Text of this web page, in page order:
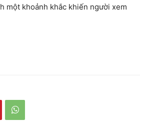
một khoảnh khắc khiến người xem